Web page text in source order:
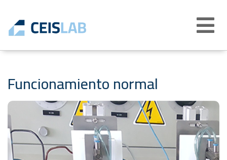
Abrir
menú
Funcionamiento normal